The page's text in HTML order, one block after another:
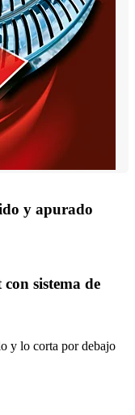
y apurado
sistema de
y lo corta por debajo